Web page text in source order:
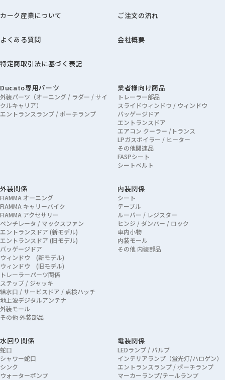
カーク産業について ご注文の流れ
よくある質問 会社概要
特定商取引法に基づく表記
Ducato専用パーツ
外装パーツ（オーニング / ラダー / サイ
クルキャリア）
エントランスランプ / ポーチランプ
業者様向け商品
トレーラー部品
スライドウィンドウ / ウィンドウ
バッゲージドア
エントランスドア
エアコン クーラー /トランス
LPガスボイラー / ヒーター
その他関連品
FASPシート
シートベルト
外装関係
FIAMMA オーニング
FIAMMA キャリーバイク
FIAMMA アクセサリー
ベンチレータ / マックスファン
エントランスドア (新モデル)
エントランスドア (旧モデル)
バッゲージドア
ウィンドウ (新モデル)
ウィンドウ (旧モデル)
トレーラーパーツ関係
ステップ / ジャッキ
給水口 / サービスドア / 点検ハッチ
地上波デジタルアンテナ
外装モール
その他 外装部品
内装関係
シート
テーブル
ルーバー / レジスター
ヒンジ / ダンパー / ロック
車内小物
内装モール
その他 内装部品
水回り関係
蛇口
シャワー蛇口
シンク
ウォーターポンプ
電装関係
LEDランプ / バルブ
インテリアランプ（蛍光灯/ハロゲン）
エントランスランプ / ポーチランプ
マーカーランプ/テールランプ